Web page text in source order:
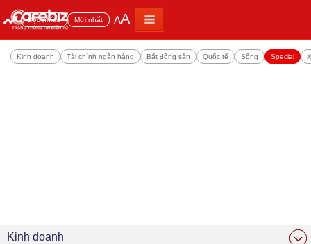
Đọc nhiều Mới nhất AA
Kinh doanh Tài chính ngân hàng Bất động sản Quốc tế Sống Special
Kinh doanh